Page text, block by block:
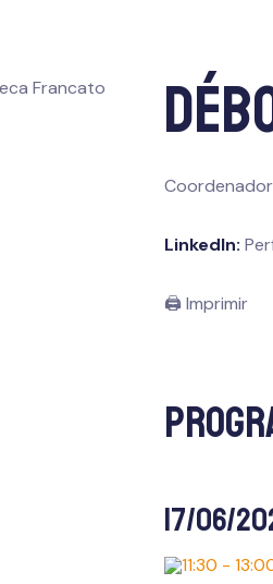
LinkedIn:
🖨 Imprimir
17/06/
11:30 -